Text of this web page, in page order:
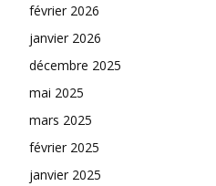
février 2026
janvier 2026
décembre 2025
mai 2025
mars 2025
février 2025
janvier 2025